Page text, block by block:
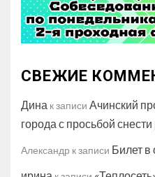
СВЕЖИЕ
Дина к записи Ачинский
города с просьбой
Александр к записи Билет в